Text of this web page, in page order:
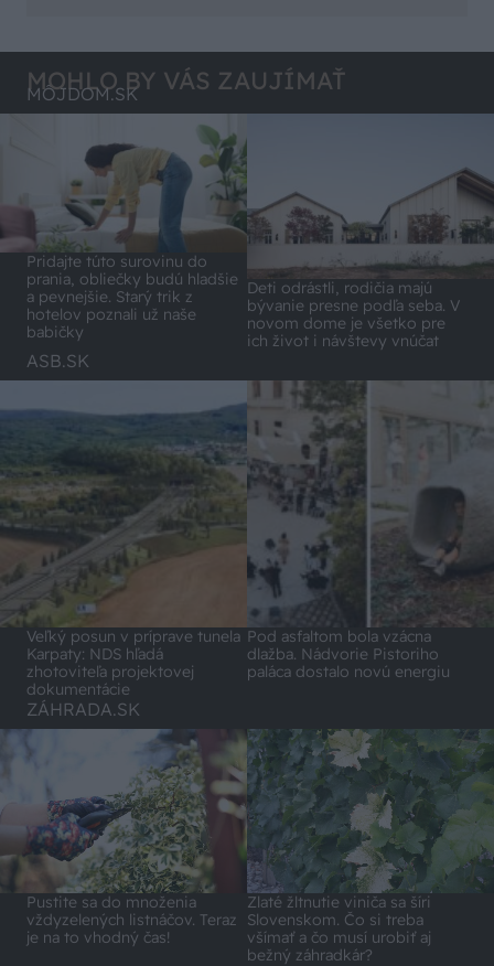
MOHLO BY VÁS ZAUJÍMAŤ
MÔJDOM.SK
Pridajte túto surovinu do
prania, obliečky budú hladšie
a pevnejšie. Starý trik z
hotelov poznali už naše
babičky
Deti odrástli, rodičia majú
bývanie presne podľa seba. V
novom dome je všetko pre
ich život i návštevy vnúčat
ASB.SK
Veľký posun v príprave tunela
Karpaty: NDS hľadá
zhotoviteľa projektovej
dokumentácie
Pod asfaltom bola vzácna
dlažba. Nádvorie Pistoriho
paláca dostalo novú energiu
ZÁHRADA.SK
Pustite sa do množenia
vždyzelených listnáčov. Teraz
je na to vhodný čas!
Zlaté žltnutie viniča sa šíri
Slovenskom. Čo si treba
všímať a čo musí urobiť aj
bežný záhradkár?